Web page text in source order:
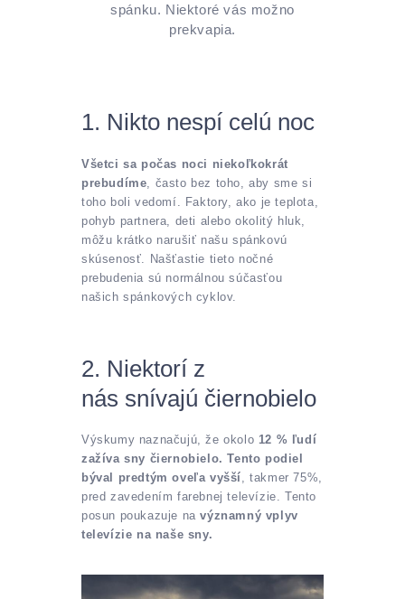
spánku. Niektoré vás možno
prekvapia.
1. Nikto nespí celú noc
Všetci sa počas noci niekoľkokrát
prebudíme , často bez toho, aby sme si
toho boli vedomí. Faktory, ako je teplota,
pohyb partnera, deti alebo okolitý hluk,
môžu krátko narušiť našu spánkovú
skúsenosť. Našťastie tieto nočné
prebudenia sú normálnou súčasťou
našich spánkových cyklov.
2. Niektorí z
nás snívajú čiernobielo
Výskumy naznačujú, že okolo 12 % ľudí
zažíva sny čiernobielo. Tento podiel
býval predtým oveľa vyšší
, takmer 75%,
pred zavedením farebnej televízie. Tento
posun poukazuje navýznamný vplyv
televízie na naše sny.